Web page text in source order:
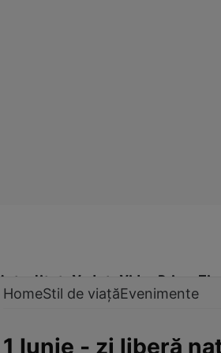
Actualitate Vedete Video Prime Time
HomeStil de viațăEvenimente
1 Iunie - zi liberă